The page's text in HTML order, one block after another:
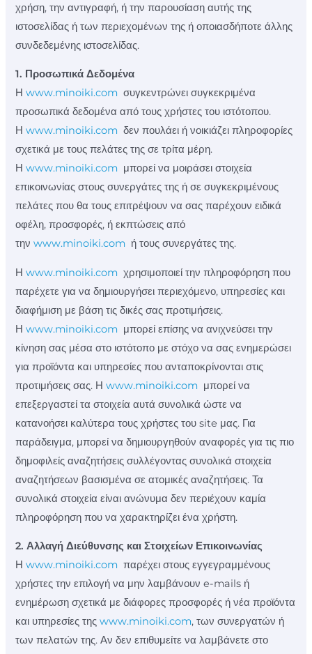
χρήση, την αντιγραφή, ή την παρουσίαση αυτής της
ιστοσελίδας ή των περιεχομένων της ή οποιασδήποτε άλλης
συνδεδεμένης ιστοσελίδας.
1. Προσωπικά Δεδομένα
Ηwww.minoiki.com συγκεντρώνει συγκεκριμένα
προσωπικά δεδομένα από τους χρήστες του ιστότοπου.
Ηwww.minoiki.com δεν πουλάει ή νοικιάζει πληροφορίες
σχετικά με τους πελάτες της σε τρίτα μέρη.
Ηwww.minoiki.com μπορεί να μοιράσει στοιχεία
επικοινωνίας στους συνεργάτες της ή σε συγκεκριμένους
πελάτες που θα τους επιτρέψουν να σας παρέχουν ειδικά
οφέλη, προσφορές, ή εκπτώσεις από
τηνwww.minoiki.com ή τους συνεργάτες της.
Ηwww.minoiki.com χρησιμοποιεί την πληροφόρηση που
παρέχετε για να δημιουργήσει περιεχόμενο, υπηρεσίες και
διαφήμιση με βάση τις δικές σας προτιμήσεις.
Ηwww.minoiki.com μπορεί επίσης να ανιχνεύσει την
κίνηση σας μέσα στο ιστότοπο με στόχο να σας ενημερώσει
για προϊόντα και υπηρεσίες που ανταποκρίνονται στις
προτιμήσεις σας. Ηwww.minoiki.com μπορεί να
επεξεργαστεί τα στοιχεία αυτά συνολικά ώστε να
κατανοήσει καλύτερα τους χρήστες του site μας. Για
παράδειγμα, μπορεί να δημιουργηθούν αναφορές για τις πιο
δημοφιλείς αναζητήσεις συλλέγοντας συνολικά στοιχεία
αναζητήσεων βασισμένα σε ατομικές αναζητήσεις. Τα
συνολικά στοιχεία είναι ανώνυμα δεν περιέχουν καμία
πληροφόρηση που να χαρακτηρίζει ένα χρήστη.
2. Αλλαγή Διεύθυνσης και Στοιχείων Επικοινωνίας
Ηwww.minoiki.com παρέχει στους εγγεγραμμένους
χρήστες την επιλογή να μην λαμβάνουν e-mails ή
ενημέρωση σχετικά με διάφορες προσφορές ή νέα προϊόντα
και υπηρεσίες τηςwww.minoiki.com, των συνεργατών ή
των πελατών της. Αν δεν επιθυμείτε να λαμβάνετε στο